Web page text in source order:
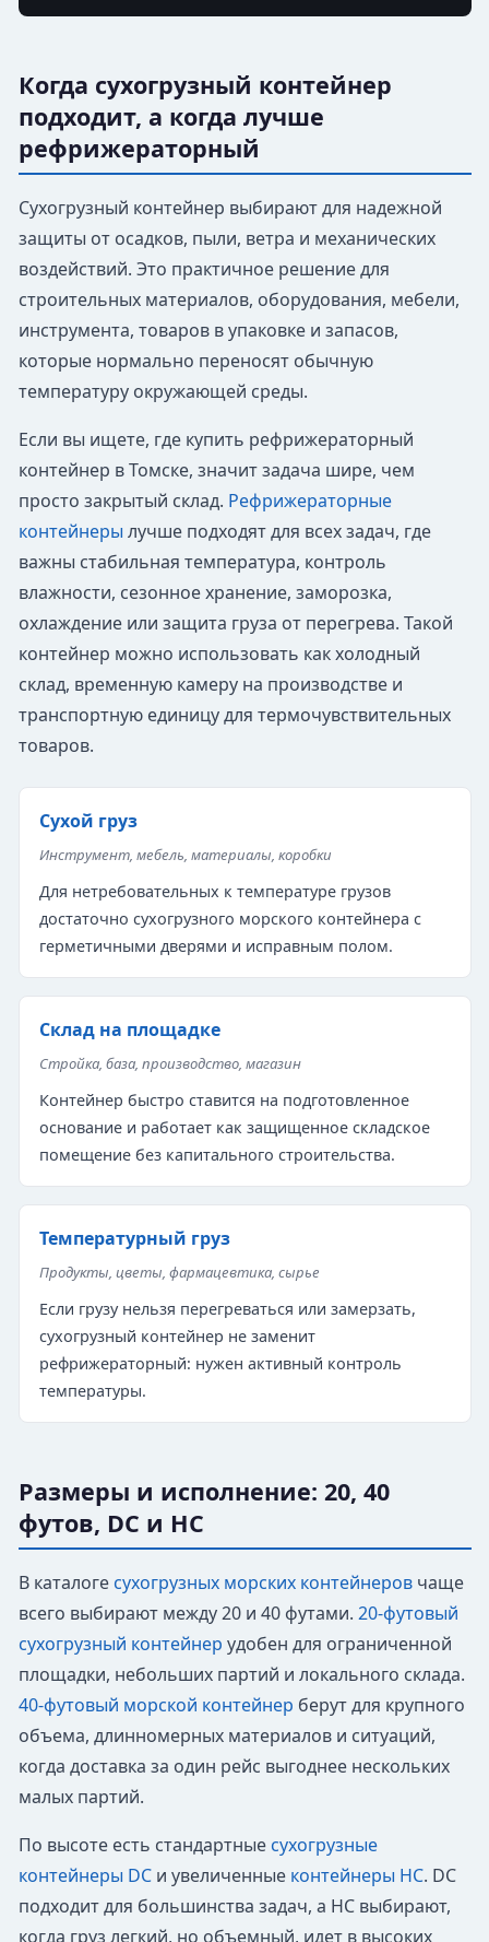
Когда сухогрузный контейнер
подходит, а когда лучше
рефрижераторный
Сухогрузный контейнер выбирают для надежной
защиты от осадков, пыли, ветра и механических
воздействий. Это практичное решение для
строительных материалов, оборудования, мебели,
инструмента, товаров в упаковке и запасов,
которые нормально переносят обычную
температуру окружающей среды.
Если вы ищете, где купить рефрижераторный
контейнер в Томске, значит задача шире, чем
просто закрытый склад. Рефрижераторные
контейнеры лучше подходят для всех задач, где
важны стабильная температура, контроль
влажности, сезонное хранение, заморозка,
охлаждение или защита груза от перегрева. Такой
контейнер можно использовать как холодный
склад, временную камеру на производстве и
транспортную единицу для термочувствительных
товаров.
Сухой груз
Инструмент, мебель, материалы, коробки
Для нетребовательных к температуре грузов
достаточно сухогрузного морского контейнера с
герметичными дверями и исправным полом.
Склад на площадке
Стройка, база, производство, магазин
Контейнер быстро ставится на подготовленное
основание и работает как защищенное складское
помещение без капитального строительства.
Температурный груз
Продукты, цветы, фармацевтика, сырье
Если грузу нельзя перегреваться или замерзать,
сухогрузный контейнер не заменит
рефрижераторный: нужен активный контроль
температуры.
Размеры и исполнение: 20, 40
футов, DC и HC
В каталоге сухогрузных морских контейнеровчаще
всего выбирают между 20 и 40 футами. 20-футовый
сухогрузный контейнер удобен для ограниченной
площадки, небольших партий и локального склада.
40-футовый морской контейнер берут для крупного
объема, длинномерных материалов и ситуаций,
когда доставка за один рейс выгоднее нескольких
малых партий.
По высоте есть стандартные сухогрузные
контейнеры DCи увеличенные контейнеры HC. DC
подходит для большинства задач, а HC выбирают,
когда груз легкий, но объемный, идет в высоких